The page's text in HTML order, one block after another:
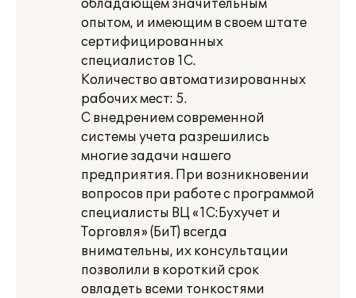
обладающем значительным
опытом, и имеющим в своем штате
сертифицированных
специалистов 1С.
Количество автоматизированных
рабочих мест: 5.
С внедрением современной
системы учета разрешились
многие задачи нашего
предприятия. При возникновении
вопросов при работе с программой
специалисты ВЦ «1С:Бухучет и
Торговля» (БиТ) всегда
внимательны, их консультации
позволили в короткий срок
овладеть всеми тонкостями